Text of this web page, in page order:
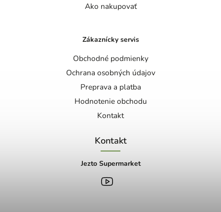
Ako nakupovať
Zákaznícky servis
Obchodné podmienky
Ochrana osobných údajov
Preprava a platba
Hodnotenie obchodu
Kontakt
Kontakt
Jezto Supermarket